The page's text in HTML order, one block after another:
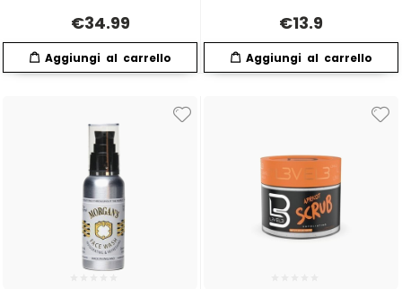
Hennatech
Hibros
Kerastase
Labor
Layla
Lisap
Manic Panic
MAREB
€34.99 €13.9